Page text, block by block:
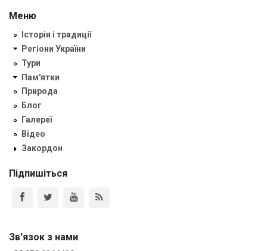
Меню
Історія і традиції
Регіони України
Тури
Пам'ятки
Природа
Блог
Галереї
Відео
Закордон
Підпишіться
Зв'язок з нами